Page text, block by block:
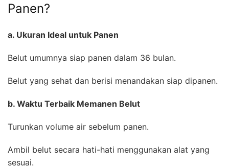
Panen?
a. Ukuran Ideal untuk Panen
Belut umumnya siap panen dalam 36 bulan.
Belut yang sehat dan berisi menandakan siap dipanen.
b. Waktu Terbaik Memanen Belut
Turunkan volume air sebelum panen.
Ambil belut secara hati-hati menggunakan alat yang
sesuai.